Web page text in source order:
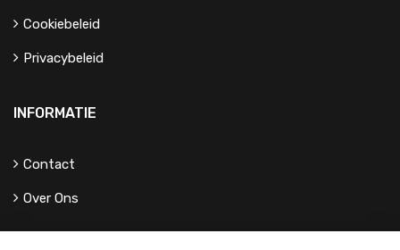
Cookiebeleid
Privacybeleid
INFORMATIE
Contact
Over Ons